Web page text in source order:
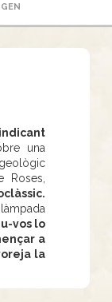
una
vos lo
a
la